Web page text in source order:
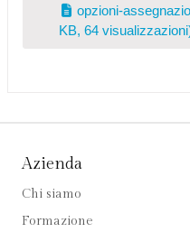
opzioni-
KB, 64
Azienda
Chi siamo
Formazione